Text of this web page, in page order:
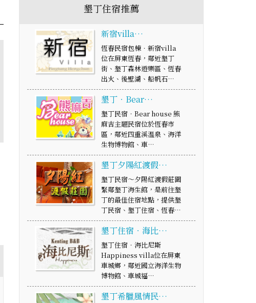
墾丁住宿推薦
新宿villa…
恆春民宿包棟．新宿villa
位在屏東恆春，鄰近墾丁
街、墾丁森林遊樂區、恆春
出火、後壁湖、船帆石…
墾丁‧Bear…
墾丁民宿‧Bear house 熊
麻吉主題民宿位於恆春市
區，鄰近四重溪溫泉、海洋
生物博物館、車…
墾丁夕陽紅渡假…
墾丁民宿～夕陽紅渡假莊園
緊鄰墾丁海生館，是前往墾
丁的最佳住宿地點，提供墾
丁民宿、墾丁住宿、恆春…
墾丁住宿‧海比…
墾丁住宿‧海比尼斯
Happiness villa位在屏東
車城鄉，鄰近國立海洋生物
博物館、車城福…
墾丁希臘風情民…